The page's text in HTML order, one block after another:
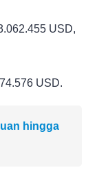
USD,
USD.
hingga